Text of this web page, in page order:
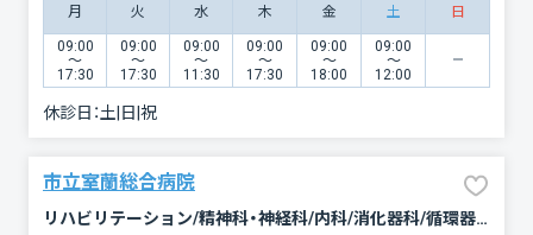
月 火 水 木 金 土 日
09:00
〜
17:30
09:00
〜
17:30
09:00
〜
11:30
09:00
〜
17:30
09:00
〜
18:00
09:00
〜
12:00
休診日：土|日|祝
市立室蘭総合病院
リハビリテーション/精神科・神経科/内科/消化器科/循環器科/呼吸器内科/神経内科/外科/心臓血管外科/整形外科/脳神経外科/産婦人科/小児科/眼科/皮膚科/泌尿器科/耳鼻咽喉科/放射線科/麻酔科/糖尿病内科